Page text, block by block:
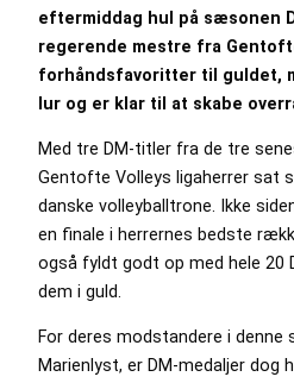
eftermiddag hul på sæsonen
regerende mestre fra
forhåndsfavoritter til guldet,
lur og er klar til at skabe
Med tre DM-titler fra de tre
Gentofte Volleys ligaherrer sat
danske volleyballtrone. Ikke
en finale i herrernes bedste
også fyldt godt op med hele 20
dem i guld.
For deres modstandere i denne
Marienlyst, er DM-medaljer dog